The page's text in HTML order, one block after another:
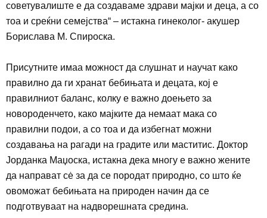
советувалиште е да создаваме здрави мајки и деца, а со
тоа и среќни семејства“ – истакна гинеколог- акушер
Борислава М. Спироска.
Присутните имаа можност да слушнат и научат како
правилно да ги хранат бебињата и децата, кој е
правилниот баланс, колку е важно доењето за
новороденчето, како мајките да немаат мака со
правилни подои, а со тоа и да избегнат можни
создавања на рагади на градите или маститис. Доктор
Јорданка Маџоска, истакна дека многу е важно жените
да направат сė за да се породат природно, со што ќе
овоможат бебињата на природен начин да се
подготвуваат на надворешната средина.